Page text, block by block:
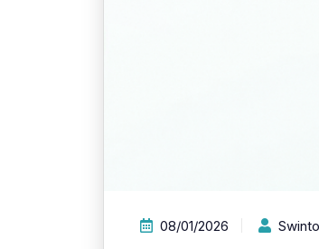
08/01/2026 Swinto